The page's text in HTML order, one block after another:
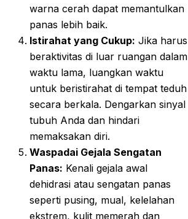
warna cerah dapat memantulkan
panas lebih baik.
Istirahat yang Cukup: Jika harus
beraktivitas di luar ruangan dalam
waktu lama, luangkan waktu
untuk beristirahat di tempat teduh
secara berkala. Dengarkan sinyal
tubuh Anda dan hindari
memaksakan diri.
Waspadai Gejala Sengatan
Panas: Kenali gejala awal
dehidrasi atau sengatan panas
seperti pusing, mual, kelelahan
ekstrem, kulit memerah dan